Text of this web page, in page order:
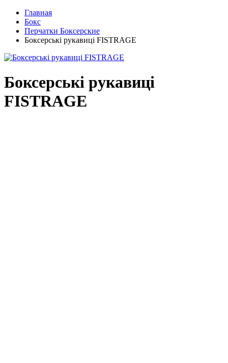
Главная
Бокс
Перчатки Боксерские
Боксерські рукавиці FISTRAGE
Боксерські рукавиці
FISTRAGE